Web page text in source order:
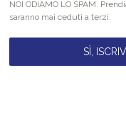
NOI ODIAMO LO SPAM.
saranno mai ceduti a terzi.
SÌ,